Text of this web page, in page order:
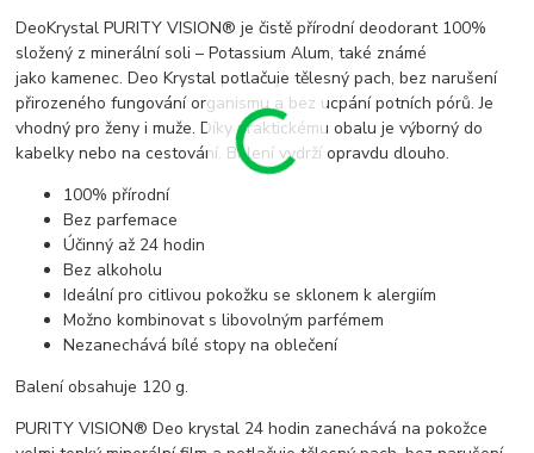
DeoKrystal PURITY VISION® je čistě přírodní deodorant 100%
složený z minerální soli – Potassium Alum, také známé
jako kamenec. Deo Krystal potlačuje tělesný pach, bez narušení
přirozeného fungování organismu a bez ucpání potních pórů. Je
vhodný pro ženy i muže. Díky praktickému obalu je výborný do
kabelky nebo na cestování. Balení vydrží opravdu dlouho.
100% přírodní
Bez parfemace
Účinný až 24 hodin
Bez alkoholu
Ideální pro citlivou pokožku se sklonem k alergiím
Možno kombinovat s libovolným parfémem
Nezanechává bílé stopy na oblečení
Balení obsahuje 120 g.
PURITY VISION® Deo krystal 24 hodin zanechává na pokožce